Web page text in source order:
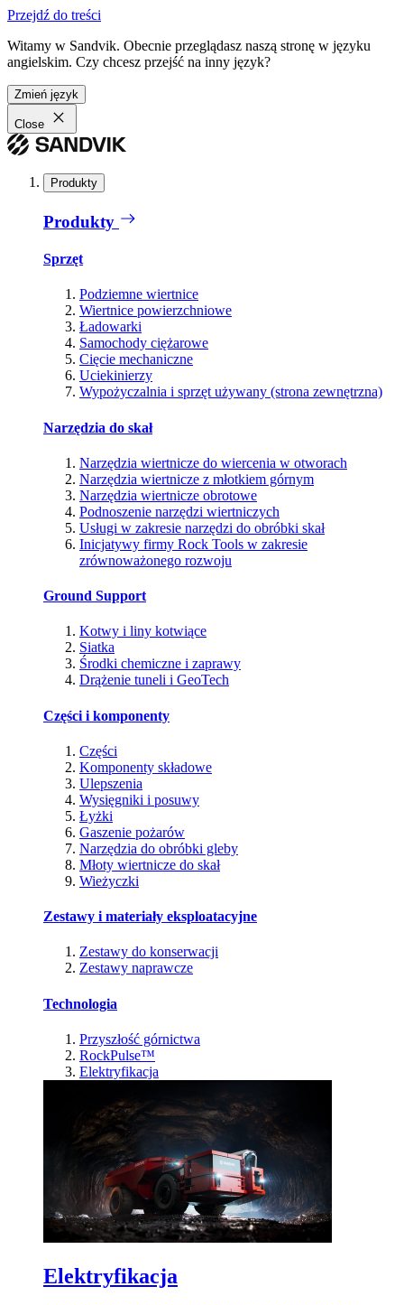
Przejdź do treści
Witamy w Sandvik. Obecnie przeglądasz naszą stronę w języku
angielskim. Czy chcesz przejść na inny język?
Zmień język
Close
Produkty
Produkty
Sprzęt
Podziemne wiertnice
Wiertnice powierzchniowe
Ładowarki
Samochody ciężarowe
Cięcie mechaniczne
Uciekinierzy
Wypożyczalnia i sprzęt używany (strona zewnętrzna)
Narzędzia do skał
Narzędzia wiertnicze do wiercenia w otworach
Narzędzia wiertnicze z młotkiem górnym
Narzędzia wiertnicze obrotowe
Podnoszenie narzędzi wiertniczych
Usługi w zakresie narzędzi do obróbki skał
Inicjatywy firmy Rock Tools w zakresie
zrównoważonego rozwoju
Ground Support
Kotwy i liny kotwiące
Siatka
Środki chemiczne i zaprawy
Drążenie tuneli i GeoTech
Części i komponenty
Części
Komponenty składowe
Ulepszenia
Wysięgniki i posuwy
Łyżki
Gaszenie pożarów
Narzędzia do obróbki gleby
Młoty wiertnicze do skał
Wieżyczki
Zestawy i materiały eksploatacyjne
Zestawy do konserwacji
Zestawy naprawcze
Technologia
Przyszłość górnictwa
RockPulse™
Elektryfikacja
Elektryfikacja